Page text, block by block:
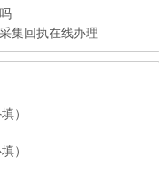
集回执在线办理
）
）